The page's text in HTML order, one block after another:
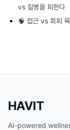
vs 질병을 피한다
🧠 접근 vs 회피
HAVIT
AI-powered